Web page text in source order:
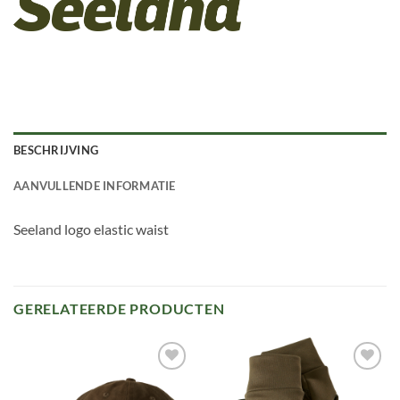
BESCHRIJVING
AANVULLENDE INFORMATIE
Seeland logo elastic waist
GERELATEERDE PRODUCTEN
Toevoegen
aan
Toevoegen